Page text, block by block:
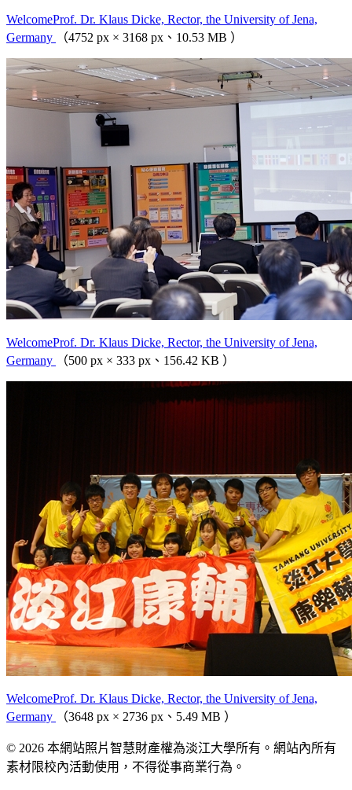
WelcomeProf. Dr. Klaus Dicke, Rector, the University of Jena,
Germany
（4752 px × 3168 px、10.53 MB ）
WelcomeProf. Dr. Klaus Dicke, Rector, the University of Jena,
Germany
（500 px × 333 px、156.42 KB ）
WelcomeProf. Dr. Klaus Dicke, Rector, the University of Jena,
Germany
（3648 px × 2736 px、5.49 MB ）
© 2026 本網站照片智慧財產權為淡江大學所有。網站內所有
素材限校內活動使用，不得從事商業行為。